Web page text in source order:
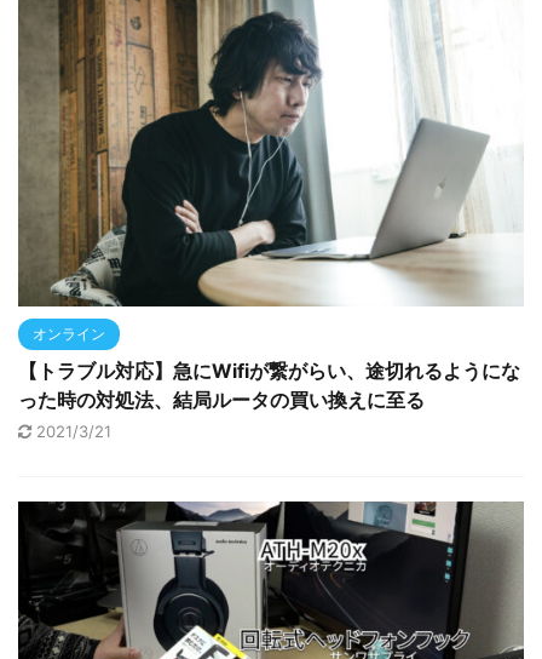
オンライン
【トラブル対応】急にWifiが繋がらい、途切れるようにな
った時の対処法、結局ルータの買い換えに至る
2021/3/21